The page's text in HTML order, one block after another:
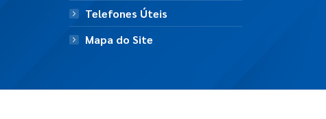
Telefones Úteis
Mapa do Site